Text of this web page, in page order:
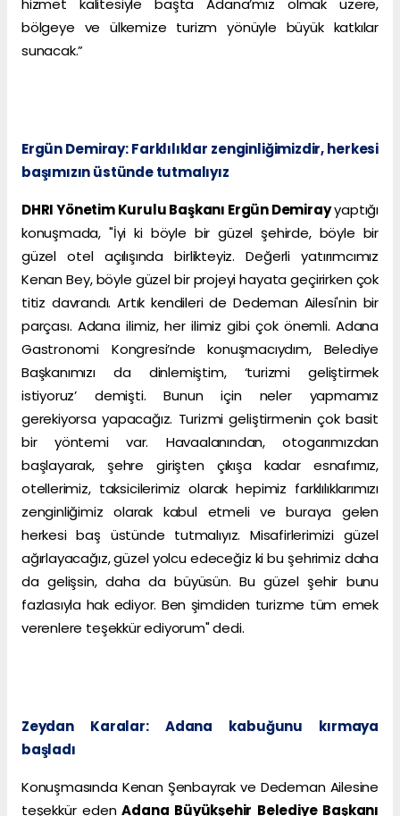
bölgeye ve ülkemize turizm yönüyle büyük katkılar
sunacak.”
Ergün Demiray: Farklılıklar zenginliğimizdir, herkesi
başımızın üstünde tutmalıyız
DHRI Yönetim Kurulu Başkanı Ergün Demirayyaptığı
konuşmada, "İyi ki böyle bir güzel şehirde, böyle bir
güzel otel açılışında birlikteyiz. Değerli yatırımcımız
Kenan Bey, böyle güzel bir projeyi hayata geçirirken çok
titiz davrandı. Artık kendileri de Dedeman Ailesi'nin bir
parçası. Adana ilimiz, her ilimiz gibi çok önemli. Adana
Gastronomi Kongresi’nde konuşmacıydım, Belediye
Başkanımızı da dinlemiştim, ‘turizmi geliştirmek
istiyoruz’ demişti. Bunun için neler yapmamız
gerekiyorsa yapacağız. Turizmi geliştirmenin çok basit
bir yöntemi var. Havaalanından, otogarımızdan
başlayarak, şehre girişten çıkışa kadar esnafımız,
otellerimiz, taksicilerimiz olarak hepimiz farklılıklarımızı
zenginliğimiz olarak kabul etmeli ve buraya gelen
herkesi baş üstünde tutmalıyız. Misafirlerimizi güzel
ağırlayacağız, güzel yolcu edeceğiz ki bu şehrimiz daha
da gelişsin, daha da büyüsün. Bu güzel şehir bunu
fazlasıyla hak ediyor. Ben şimdiden turizme tüm emek
verenlere teşekkür ediyorum" dedi.
Zeydan Karalar: Adana kabuğunu kırmaya
başladı
Konuşmasında Kenan Şenbayrak ve Dedeman Ailesine
teşekkür edenAdana Büyükşehir Belediye Başkanı